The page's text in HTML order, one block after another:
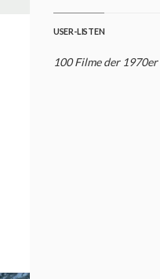
USER-LISTEN
100 Filme der 1970er